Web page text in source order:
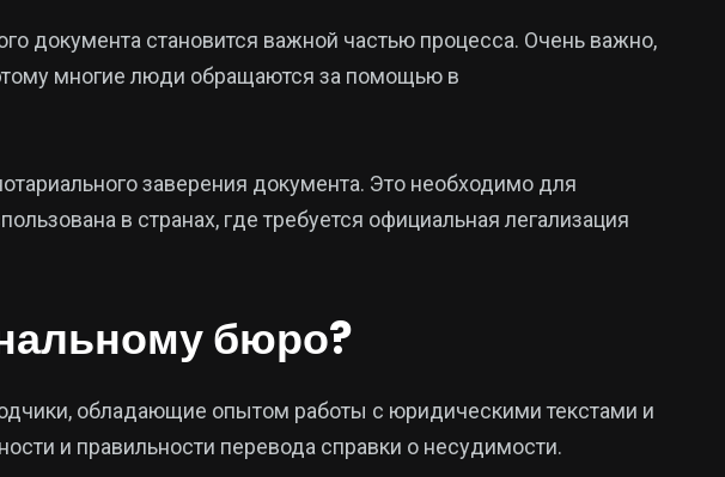
документа становится важной частью процесса. Очень важно,
многие люди обращаются за помощью в
заверения документа. Это необходимо для
в странах, где требуется официальная легализация
бюро?
обладающие опытом работы с юридическими текстами и
и правильности перевода справки о несудимости.